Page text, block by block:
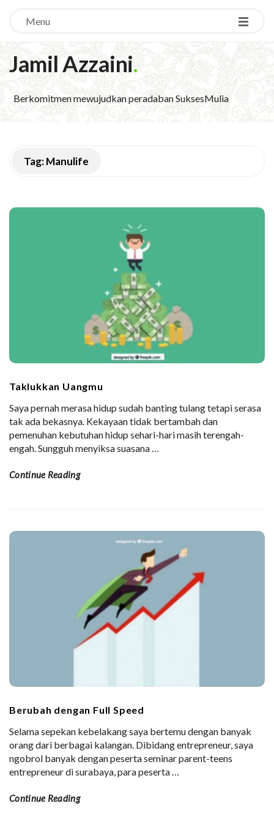
Menu
Jamil Azzaini.
Berkomitmen mewujudkan peradaban SuksesMulia
Tag:Manulife
Taklukkan Uangmu
Saya pernah merasa hidup sudah banting tulang tetapi serasa
tak ada bekasnya. Kekayaan tidak bertambah dan
pemenuhan kebutuhan hidup sehari-hari masih terengah-
engah. Sungguh menyiksa suasana…
Continue Reading
Berubah dengan Full Speed
Selama sepekan kebelakang saya bertemu dengan banyak
orang dari berbagai kalangan. Dibidang entrepreneur, saya
ngobrol banyak dengan peserta seminar parent-teens
entrepreneur di surabaya, para peserta…
Continue Reading